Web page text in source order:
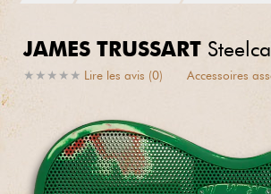
Synthés & Sampleurs
Micros & HF
Eclairage
Violons & Quatuor
JAMES TRUSSART
★ ★ ★ ★ ★
★ ★ ★ ★ ★ Lire les avis (0) Accessoires